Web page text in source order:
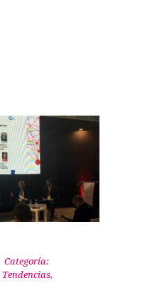
Categoría:
Tendencias,